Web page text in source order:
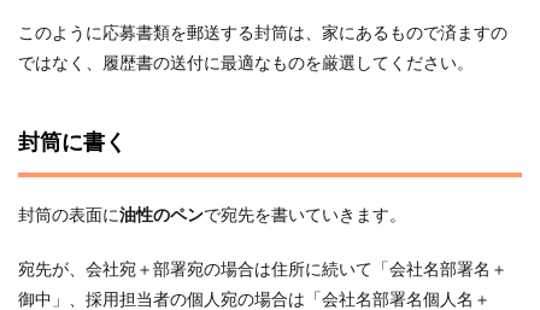
このように応募書類を郵送する封筒は、家にあるもので済ますの
ではなく、履歴書の送付に最適なものを厳選してください。
封筒に書く
封筒の表面に油性のペンで宛先を書いていきます。
宛先が、会社宛＋部署宛の場合は住所に続いて「会社名部署名＋
御中」、採用担当者の個人宛の場合は「会社名部署名個人名＋